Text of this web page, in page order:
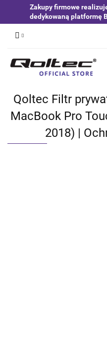
Zakupy firmowe
dedykowaną platformę
Qoltec Filtr
MacBook Pro
2018) |